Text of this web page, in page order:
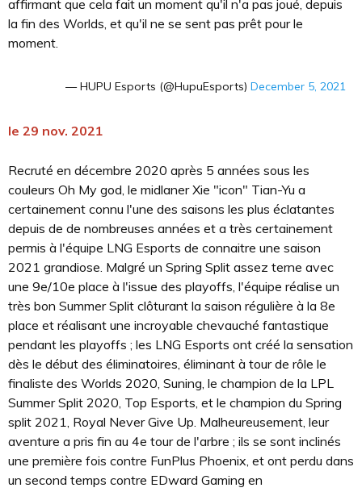
affirmant que cela fait un moment qu'il n'a pas joué, depuis
la fin des Worlds, et qu'il ne se sent pas prêt pour le
moment.
— HUPU Esports (@HupuEsports) December 5, 2021
le 29 nov. 2021
Recruté en décembre 2020 après 5 années sous les
couleurs Oh My god, le midlaner Xie "icon" Tian-Yu a
certainement connu l'une des saisons les plus éclatantes
depuis de de nombreuses années et a très certainement
permis à l'équipe LNG Esports de connaitre une saison
2021 grandiose. Malgré un Spring Split assez terne avec
une 9e/10e place à l'issue des playoffs, l'équipe réalise un
très bon Summer Split clôturant la saison régulière à la 8e
place et réalisant une incroyable chevauché fantastique
pendant les playoffs ; les LNG Esports ont créé la sensation
dès le début des éliminatoires, éliminant à tour de rôle le
finaliste des Worlds 2020, Suning, le champion de la LPL
Summer Split 2020, Top Esports, et le champion du Spring
split 2021, Royal Never Give Up. Malheureusement, leur
aventure a pris fin au 4e tour de l'arbre ; ils se sont inclinés
une première fois contre FunPlus Phoenix, et ont perdu dans
un second temps contre EDward Gaming en